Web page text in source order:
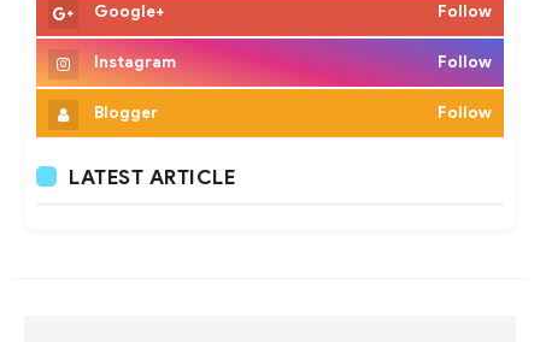
Google+ Follow
Instagram Follow
Blogger Follow
LATEST ARTICLE